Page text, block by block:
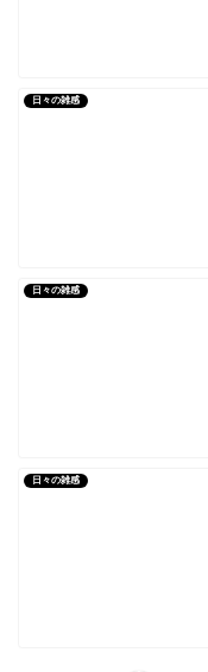
日々の雑感
日々の雑感
日々の雑感